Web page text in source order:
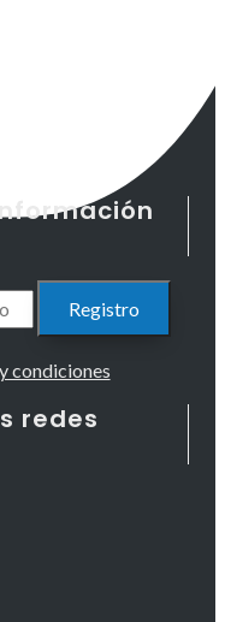
condiciones
redes